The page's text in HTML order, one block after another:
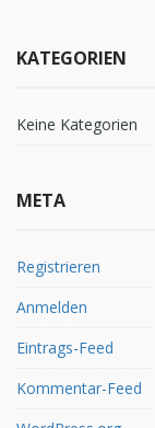
KATEGORIEN
Keine Kategorien
META
Registrieren
Anmelden
Eintrags-Feed
Kommentar-Feed